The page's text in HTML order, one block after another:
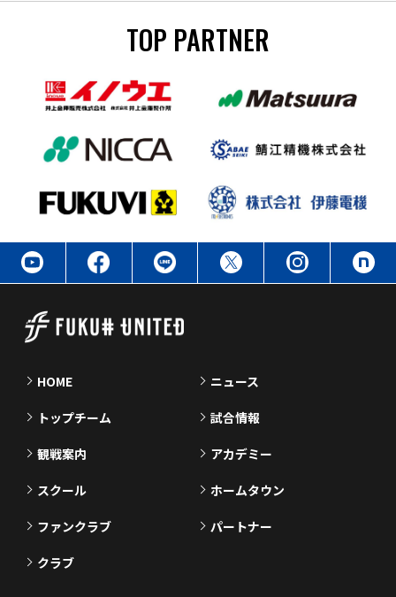
TOP PARTNER
HOME ニュース
トップチーム 試合情報
観戦案内 アカデミー
スクール ホームタウン
ファンクラブ パートナー
クラブ